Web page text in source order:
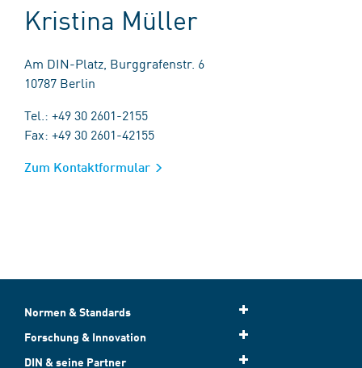
Kristina Müller
Am DIN-Platz, Burggrafenstr. 6
10787 Berlin
Tel.: +49 30 2601-2155
Fax: +49 30 2601-42155
Zum Kontaktformular
Normen & Standards
Forschung & Innovation
DIN & seine Partner